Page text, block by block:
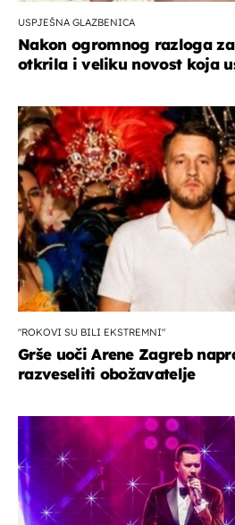
USPJEŠNA GLAZBENICA
Nakon ogromnog razloga
otkrila i veliku novost koja
"ROKOVI SU BILI EKSTREMNI"
Grše uoči Arene Zagreb
razveseliti obožavatelje